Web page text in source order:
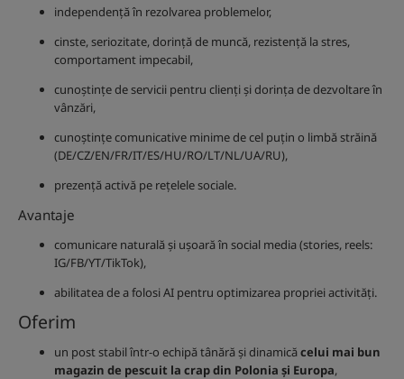
independență în rezolvarea problemelor,
cinste, seriozitate, dorință de muncă, rezistență la stres,
comportament impecabil,
cunoștințe de servicii pentru clienți și dorința de dezvoltare în
vânzări,
cunoștințe comunicative minime de cel puțin o limbă străină
(DE/CZ/EN/FR/IT/ES/HU/RO/LT/NL/UA/RU),
prezență activă pe rețelele sociale.
Avantaje
comunicare naturală și ușoară în social media (stories, reels:
IG/FB/YT/TikTok),
abilitatea de a folosi AI pentru optimizarea propriei activități.
Oferim
un post stabil într-o echipă tânără și dinamicăcelui mai bun
magazin de pescuit la crap din Polonia și Europa,